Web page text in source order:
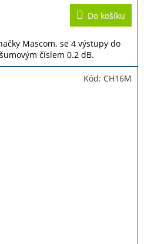
Do košíku
Mascom, se 4 výstupy do
číslem 0.2 dB.
Kód: CH16M